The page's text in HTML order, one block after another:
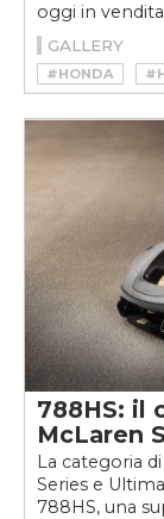
oggi in
GALLERY
#HONDA
#HONDA CIVIC
788HS: il
McLaren
La categoria
Series e
788HS, una